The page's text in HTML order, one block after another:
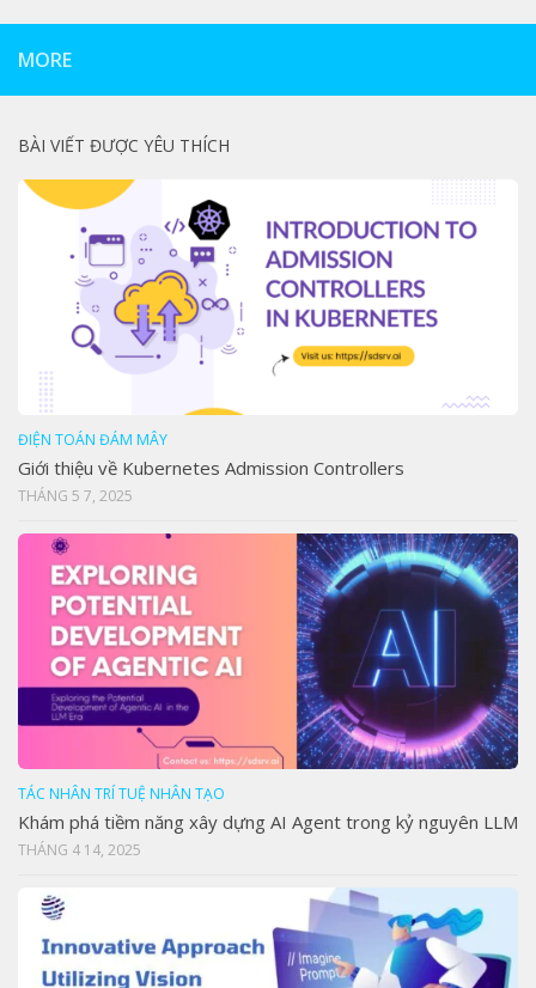
MORE
BÀI VIẾT ĐƯỢC YÊU THÍCH
ĐIỆN TOÁN ĐÁM MÂY
Giới thiệu về Kubernetes Admission Controllers
THÁNG 5 7, 2025
TÁC NHÂN TRÍ TUỆ NHÂN TẠO
Khám phá tiềm năng xây dựng AI Agent trong kỷ nguyên LLM
THÁNG 4 14, 2025